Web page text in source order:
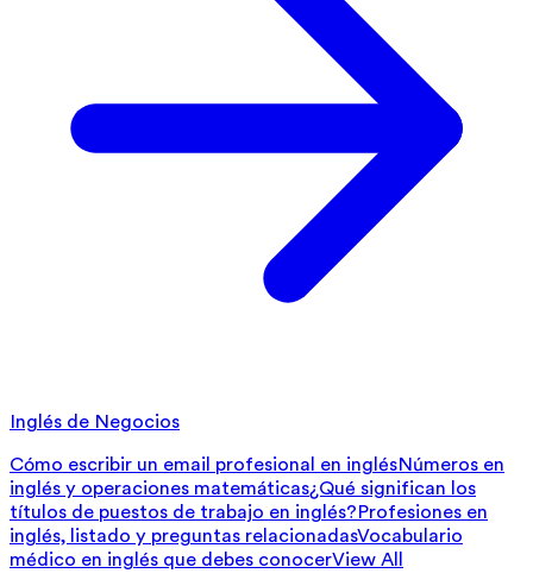
Inglés de Negocios
Cómo escribir un email profesional en inglésNúmeros en
inglés y operaciones matemáticas¿Qué significan los
títulos de puestos de trabajo en inglés?Profesiones en
inglés, listado y preguntas relacionadasVocabulario
médico en inglés que debes conocerView All